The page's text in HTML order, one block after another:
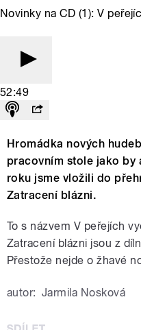
Novinky na CD (1): V
52:49
Hromádka nových
pracovním stole jako by
roku jsme vložili do
Zatracení blázni.
To s názvem V peřejích
Zatracení blázni jsou z
Přestože nejde o žhavé
autor: Jarmila Nosková